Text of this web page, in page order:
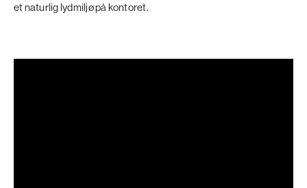
et naturlig lydmiljø på kontoret.